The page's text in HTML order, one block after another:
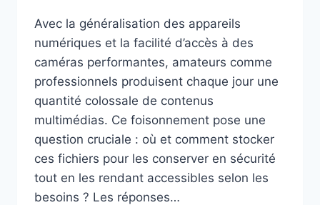
Avec la généralisation des appareils
numériques et la facilité d’accès à des
caméras performantes, amateurs comme
professionnels produisent chaque jour une
quantité colossale de contenus
multimédias. Ce foisonnement pose une
question cruciale : où et comment stocker
ces fichiers pour les conserver en sécurité
tout en les rendant accessibles selon les
besoins ? Les réponses…